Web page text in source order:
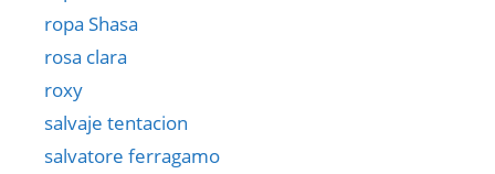
ropa Shasa
rosa clara
roxy
salvaje tentacion
salvatore ferragamo